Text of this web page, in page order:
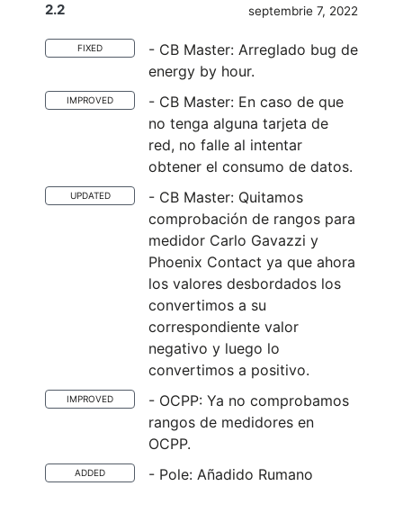
2.2 septembrie 7, 2022
FIXED
- CB Master: Arreglado bug de
energy by hour.
IMPROVED
- CB Master: En caso de que
no tenga alguna tarjeta de
red, no falle al intentar
obtener el consumo de datos.
UPDATED
- CB Master: Quitamos
comprobación de rangos para
medidor Carlo Gavazzi y
Phoenix Contact ya que ahora
los valores desbordados los
convertimos a su
correspondiente valor
negativo y luego lo
convertimos a positivo.
IMPROVED
- OCPP: Ya no comprobamos
rangos de medidores en
OCPP.
ADDED - Pole: Añadido Rumano